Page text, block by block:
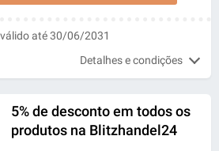
até 30/06/2031
Detalhes e condições
5% de desconto em todos os
produtos na Blitzhandel24